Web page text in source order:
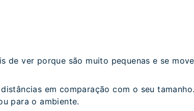
de ver porque são muito pequenas e se
em comparação com o seu
para o ambiente.